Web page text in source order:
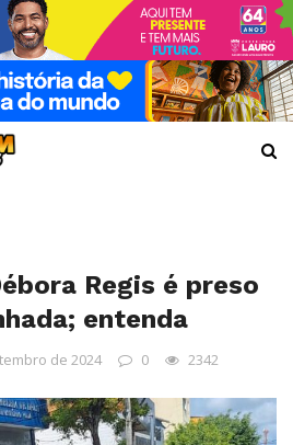
Regis é preso
entenda
de 2024 0 2342